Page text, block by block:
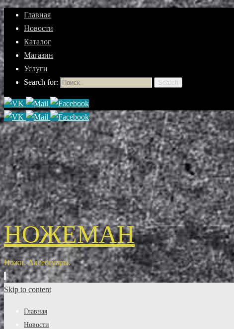
Главная
Новости
Каталог
Магазин
Услуги
Search for:
Search
НОЖЕМАН
Ножи. Аксессуары.
Skip to content
Главная
Новости